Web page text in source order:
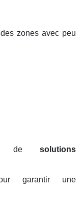
zones avec peu
de solutions
garantir une